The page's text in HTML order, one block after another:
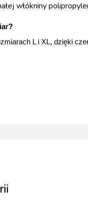
włókniny
L i XL, dzięki